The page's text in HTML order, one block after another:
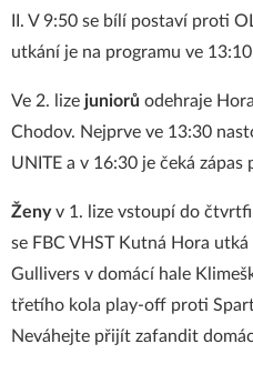
II. V 9:50 se bílí postaví proti
utkání je na programu ve
Ve 2. lize juniorů odehraje
Chodov. Nejprve ve 13:30
UNITE a v 16:30 je čeká
Ženyv 1. lize vstoupí do
se FBC VHST Kutná Hora
Gullivers v domácí hale
třetího kola play-off proti
Neváhejte přijít zafandit